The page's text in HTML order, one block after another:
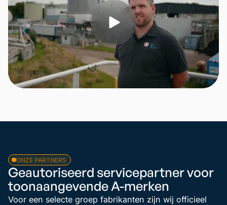
ONZE PARTNERS
Geautoriseerd servicepartner voor
toonaangevende A-merken
Voor een selecte groep fabrikanten zijn wij officieel